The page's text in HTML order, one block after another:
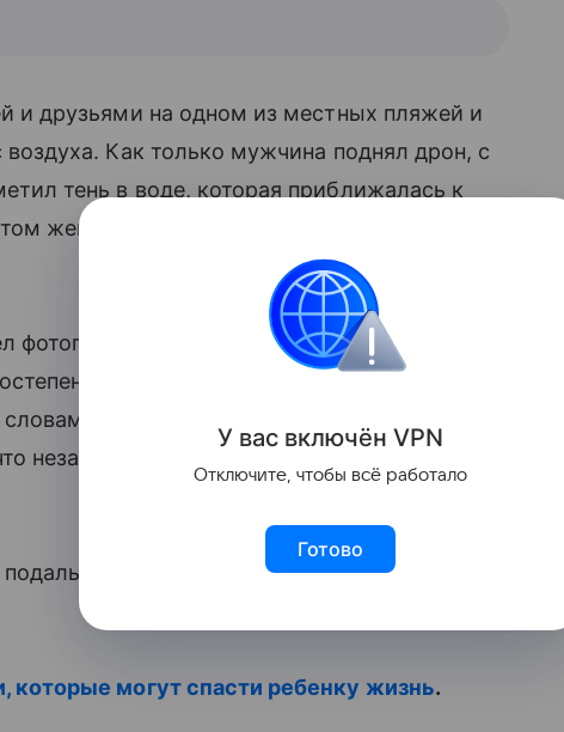
и друзьями на одном из местных пляжей и
Как только мужчина поднял дрон, с
тень в воде, которая приближалась к
жене, и она немедленно вывела всех на
фотографии в более высоком качестве и
двигалась к людям. Мужчина
были одновременно напуганы и
незадолго до инцидента акула напала на
от воды и строить песочные замки
которые могут спасти ребенку жизнь.
У вас включён VPN
Отключите, чтобы всё работало
Готово